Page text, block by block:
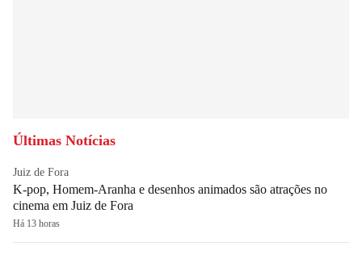
Últimas Notícias
Juiz de Fora
K-pop, Homem-Aranha e desenhos animados são atrações no
cinema em Juiz de Fora
Há 13 horas